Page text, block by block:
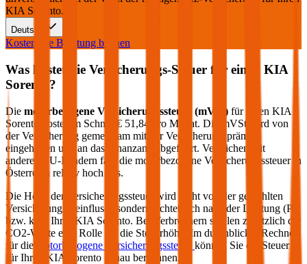
KIA Sorento.
Deutsch
Kostenlose Beratung buchen
Was kostet die Versicherungs-Steuer für einen KIA
Sorento ?
Die motorbezogene Versicherungssteuer (mVSt) für einen KIA
Sorento
kostet im Schnitt € 51,84
pro Monat. Die mVSt wird von
der Versicherung gemeinsam mit der Versicherungsprämie
eingehoben und an das Finanzamt abgeführt. Verglichen mit
anderen EU-Ländern fällt die motorbezogene Versicherungssteuer in
Österreich relativ hoch aus.
Die Höhe der Versicherungssteuer wird nicht von der gewählten
Versicherung beeinflusst, sondern richtet sich nach der Leistung (PS
bzw. kW) Ihres
KIA Sorento. Bei Verbrennern spielen zusätzlich die
CO2-Werte eine Rolle für die Steuerhöhe. Im durchblicker Rechner
für die
motorbezogene Versicherungssteuer können Sie die Steuer
für Ihren
KIA Sorento genau berechnen.